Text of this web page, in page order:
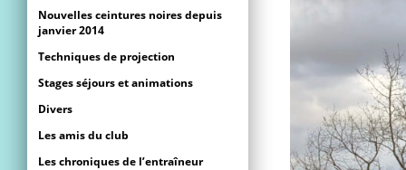
Nouvelles ceintures noires depuis
janvier 2014
Techniques de projection
Stages séjours et animations
Divers
Les amis du club
Les chroniques de l’entraîneur